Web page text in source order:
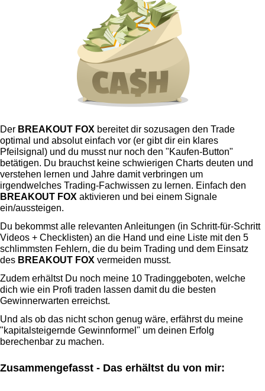
Der BREAKOUT FOX bereitet dir sozusagen den Trade
optimal und absolut einfach vor (er gibt dir ein klares
Pfeilsignal) und du musst nur noch den "Kaufen-Button"
betätigen. Du brauchst keine schwierigen Charts deuten und
verstehen lernen und Jahre damit verbringen um
irgendwelches Trading-Fachwissen zu lernen. Einfach den
BREAKOUT FOX aktivieren und bei einem Signale
ein/aussteigen.
Du bekommst alle relevanten Anleitungen (in Schritt-für-Schritt
Videos + Checklisten) an die Hand und eine Liste mit den 5
schlimmsten Fehlern, die du beim Trading und dem Einsatz
des BREAKOUT FOX vermeiden musst.
Zudem erhältst Du noch meine 10 Tradinggeboten, welche
dich wie ein Profi traden lassen damit du die besten
Gewinnerwarten erreichst.
Und als ob das nicht schon genug wäre, erfährst du meine
"kapitalsteigernde Gewinnformel" um deinen Erfolg
berechenbar zu machen.
Zusammengefasst - Das erhältst du von mir: